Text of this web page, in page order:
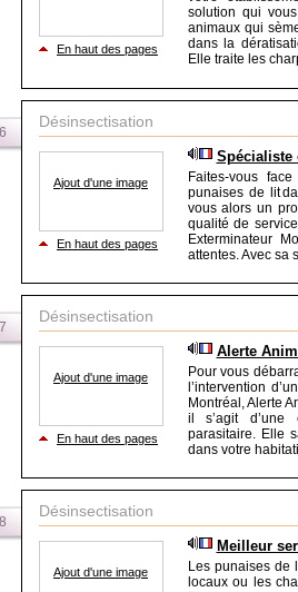
En haut des pages
solution qui
animaux qui
dans la
Elle traite les
Désinsectisation
Ajout d'une image
En haut des pages
Spécialiste
Faites-vous
punaises de lit
vous alors un
qualité de
Exterminateur
attentes. Avec sa
Désinsectisation
Ajout d'une image
En haut des pages
Alerte
Pour vous
l’intervention
Montréal, Alerte
il s’agit d’une
parasitaire. Elle
dans votre
Désinsectisation
Ajout d'une image
Meilleur
Les punaises de
locaux ou les